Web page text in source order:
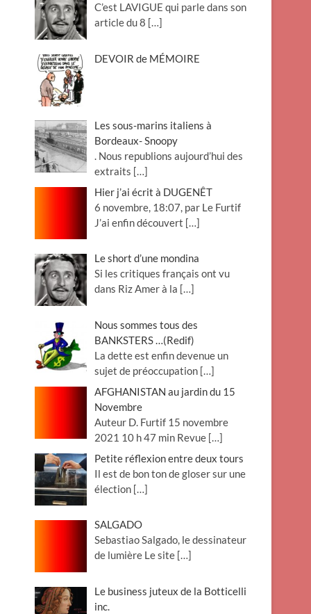
C’est LAVIGUE qui parle dans son
article du 8 […]
DEVOIR de MÉMOIRE
Les sous-marins italiens à
Bordeaux- Snoopy
. Nous republions aujourd’hui des
extraits […]
Hier j’ai écrit à DUGENÊT
6 novembre, 18:07, par Le Furtif
J’ai enfin découvert […]
Le short d’une mondina
Si les critiques français ont vu
dans Riz Amer à la […]
Nous sommes tous des
BANKSTERS …(Redif)
La dette est enfin devenue un
sujet de préoccupation […]
AFGHANISTAN au jardin du 15
Novembre
Auteur D. Furtif 15 novembre
2021 10 h 47 min Revue […]
Petite réflexion entre deux tours
Il est de bon ton de gloser sur une
élection […]
SALGADO
Sebastiao Salgado, le dessinateur
de lumière Le site […]
Le business juteux de la Botticelli
inc.